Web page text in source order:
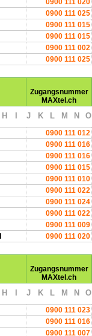
0900 111 020
0900 111 025
0900 111 015
0900 111 015
0900 111 002
0900 111 025
Zugangsnummer
MAXtel.ch
H J K L M N O
0900 111 012
0900 111 016
0900 111 016
0900 111 015
0900 111 010
0900 111 022
0900 111 024
0900 111 022
0900 111 009
0900 111 020
Zugangsnummer
MAXtel.ch
H J K L M N O
0900 111 023
0900 111 016
0900 111 007